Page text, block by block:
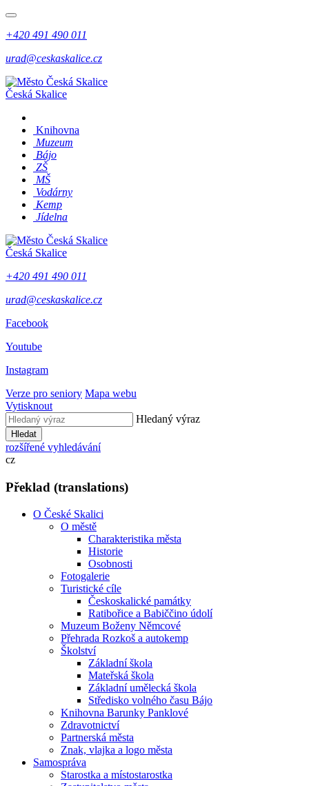
+420 491 490 011
urad@ceskaskalice.cz
Česká Skalice
Knihovna
Muzeum
Bájo
ZŠ
MŠ
Vodárny
Kemp
Jídelna
Česká Skalice
+420 491 490 011
urad@ceskaskalice.cz
Facebook
Youtube
Instagram
Verze pro seniory Mapa webu
Vytisknout
Hledaný výraz
Hledat
rozšířené vyhledávání
cz
Překlad (translations)
O České Skalici
O městě
Charakteristika města
Historie
Osobnosti
Fotogalerie
Turistické cíle
Českoskalické památky
Ratibořice a Babiččino údolí
Muzeum Boženy Němcové
Přehrada Rozkoš a autokemp
Školství
Základní škola
Mateřská škola
Základní umělecká škola
Středisko volného času Bájo
Knihovna Barunky Panklové
Zdravotnictví
Partnerská města
Znak, vlajka a logo města
Samospráva
Starostka a místostarostka